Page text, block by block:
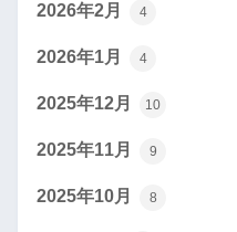
2026年2月 4
2026年1月 4
2025年12月 10
2025年11月 9
2025年10月 8